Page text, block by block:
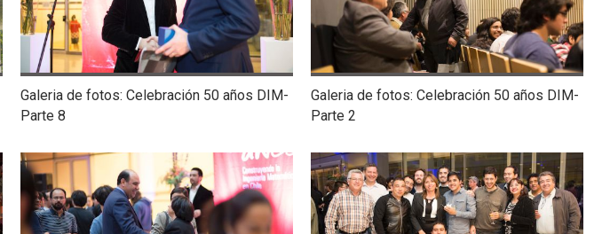
Galeria de fotos: Celebración 50 años DIM-
Parte 8
Galeria de fotos: Celebración 50 años DIM-
Parte 2